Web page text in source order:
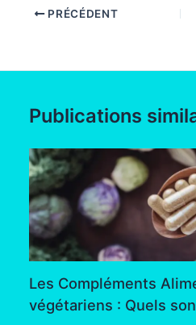
PRÉCÉDENT
Publications
Les Compléments
végétariens : Quels